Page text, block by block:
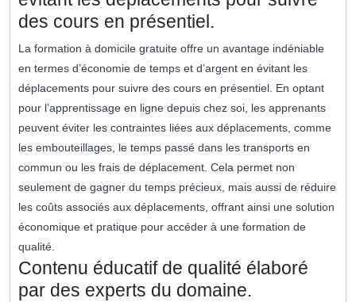
des cours en présentiel.
La formation à domicile gratuite offre un avantage indéniable
en termes d’économie de temps et d’argent en évitant les
déplacements pour suivre des cours en présentiel. En optant
pour l’apprentissage en ligne depuis chez soi, les apprenants
peuvent éviter les contraintes liées aux déplacements, comme
les embouteillages, le temps passé dans les transports en
commun ou les frais de déplacement. Cela permet non
seulement de gagner du temps précieux, mais aussi de réduire
les coûts associés aux déplacements, offrant ainsi une solution
économique et pratique pour accéder à une formation de
qualité.
Contenu éducatif de qualité élaboré
par des experts du domaine.